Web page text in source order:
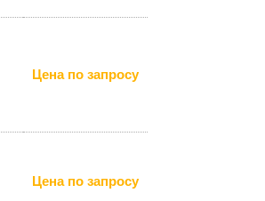
Цена по запросу
Цена по запросу